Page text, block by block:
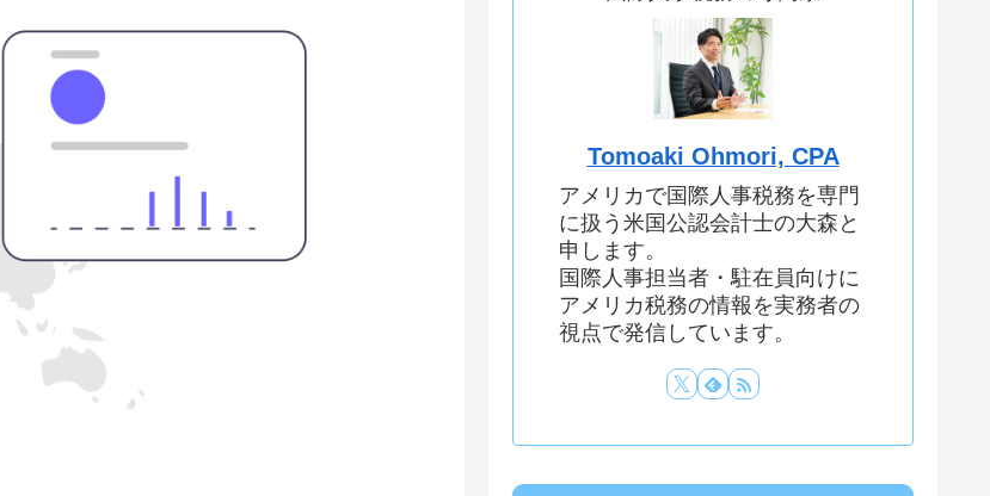
Tomoaki Ohmori, CPA
アメリカで国際人事税務を専門
に扱う米国公認会計士の大森と
申します。
国際人事担当者・駐在員向けに
アメリカ税務の情報を実務者の
視点で発信しています。